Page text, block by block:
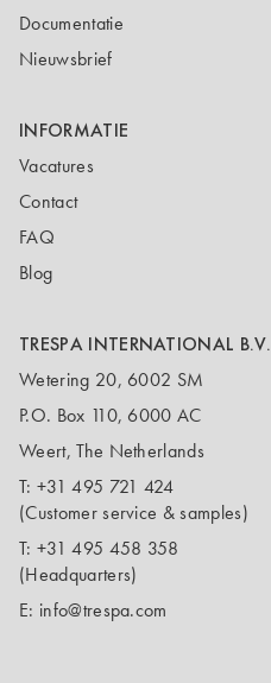
Documentatie
Nieuwsbrief
INFORMATIE
Vacatures
Contact
FAQ
Blog
TRESPA INTERNATIONAL B.V.
Wetering 20, 6002 SM
P.O. Box 110, 6000 AC
Weert, The Netherlands
T: +31 495 721 424
(Customer service & samples)
T: +31 495 458 358
(Headquarters)
E: info@trespa.com